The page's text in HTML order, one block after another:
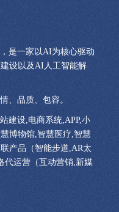
是一家以AI为核心驱动
设以及AI人工智能解
、品质、包容。
建设,电商系统,APP,小
博物馆,智慧医疗,智慧
产品（智能步道,AR太
代运营（互动营销,新媒